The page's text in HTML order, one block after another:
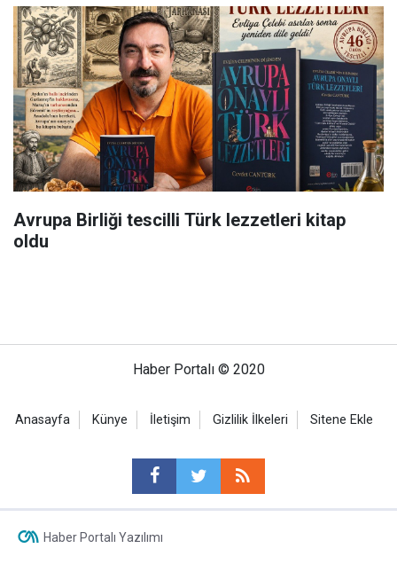
Avrupa Birliği tescilli Türk lezzetleri kitap
oldu
Haber Portalı © 2020
Anasayfa Künye İletişim Gizlilik İlkeleri Sitene Ekle
Haber Portalı Yazılımı